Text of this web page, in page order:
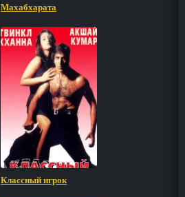
Махабхарата
Классный игрок